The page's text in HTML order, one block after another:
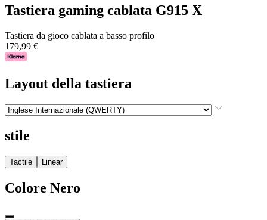
Tastiera gaming cablata G915 X
Tastiera da gioco cablata a basso profilo
179,99 €
Layout della tastiera
stile
Tactile Linear
Colore Nero